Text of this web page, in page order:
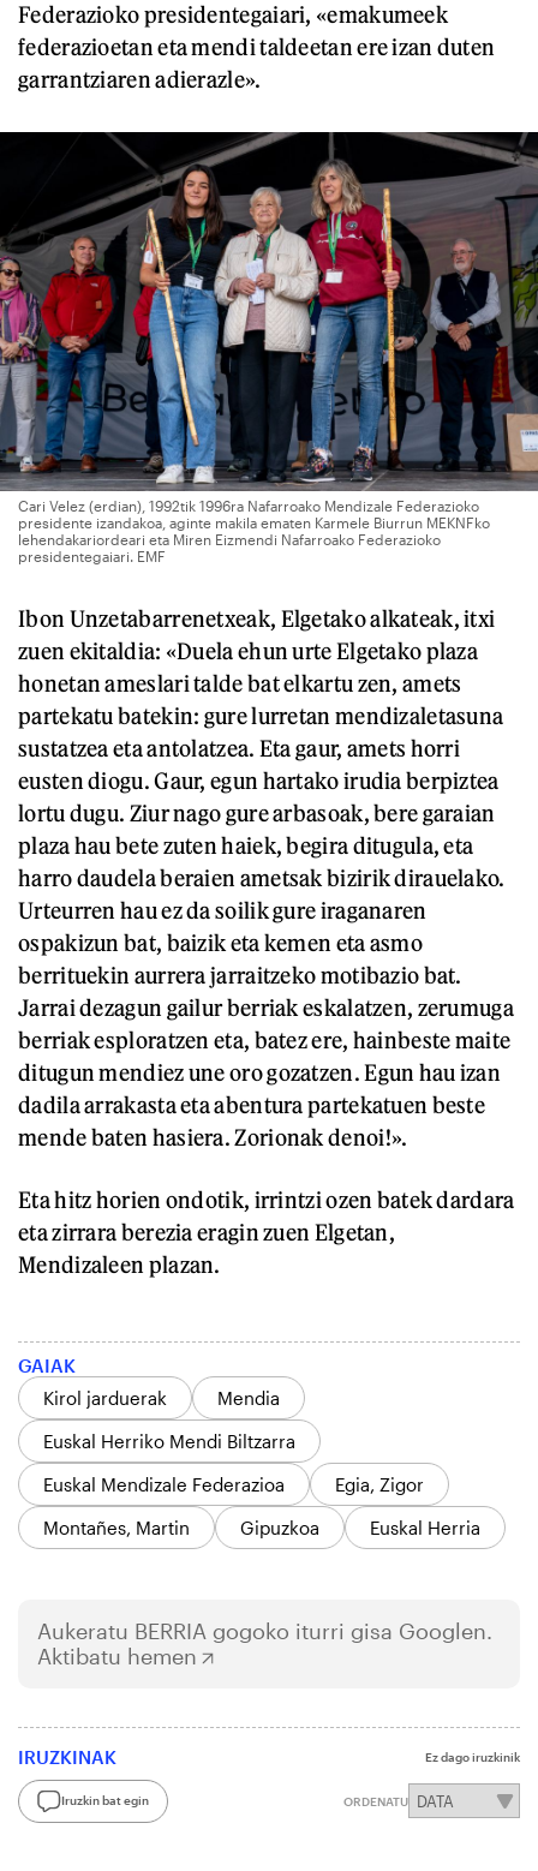
Federazioko presidentegaiari, «emakumeek
federazioetan eta mendi taldeetan ere izan duten
garrantziaren adierazle».
Cari Velez (erdian), 1992tik 1996ra Nafarroako Mendizale Federazioko
presidente izandakoa, aginte makila ematen Karmele Biurrun MEKNFko
lehendakariordeari eta Miren Eizmendi Nafarroako Federazioko
presidentegaiari. EMF
Ibon Unzetabarrenetxeak, Elgetako alkateak, itxi
zuen ekitaldia: «Duela ehun urte Elgetako plaza
honetan ameslari talde bat elkartu zen, amets
partekatu batekin: gure lurretan mendizaletasuna
sustatzea eta antolatzea. Eta gaur, amets horri
eusten diogu. Gaur, egun hartako irudia berpiztea
lortu dugu. Ziur nago gure arbasoak, bere garaian
plaza hau bete zuten haiek, begira ditugula, eta
harro daudela beraien ametsak bizirik dirauelako.
Urteurren hau ez da soilik gure iraganaren
ospakizun bat, baizik eta kemen eta asmo
berrituekin aurrera jarraitzeko motibazio bat.
Jarrai dezagun gailur berriak eskalatzen, zerumuga
berriak esploratzen eta, batez ere, hainbeste maite
ditugun mendiez une oro gozatzen. Egun hau izan
dadila arrakasta eta abentura partekatuen beste
mende baten hasiera. Zorionak denoi!».
Eta hitz horien ondotik, irrintzi ozen batek dardara
eta zirrara berezia eragin zuen Elgetan,
Mendizaleen plazan.
GAIAK
Kirol jarduerak
Mendia
Euskal Herriko Mendi Biltzarra
Euskal Mendizale Federazioa
Egia, Zigor
Montañes, Martin
Gipuzkoa Euskal Herria
Aukeratu BERRIA gogoko iturri gisa Googlen.
Aktibatu hemen
IRUZKINAK Ez dago iruzkinik
Iruzkin bat egin ORDENATU